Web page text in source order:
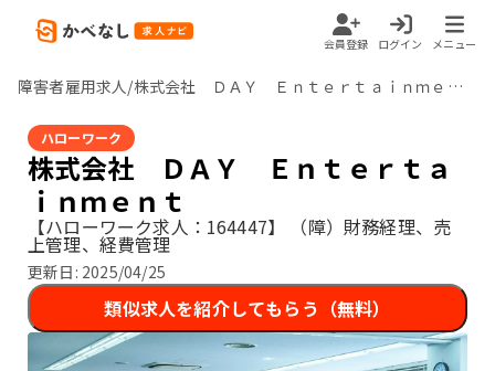
会員登録 ログイン メニュー
障害者雇用求人/株式会社 ＤＡＹ Ｅｎｔｅｒｔａｉｎｍｅｎｔ/東京都
ハローワーク
株式会社 ＤＡＹ Ｅｎｔｅｒｔａ
ｉｎｍｅｎｔ
【ハローワーク求人：164447】 （障）財務経理、売
上管理、経費管理
更新日: 2025/04/25
類似求人を紹介してもらう（無料）